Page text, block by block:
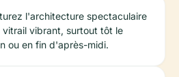
l'architecture spectaculaire
vitrail vibrant, surtout tôt le
ou en fin d'après-midi.